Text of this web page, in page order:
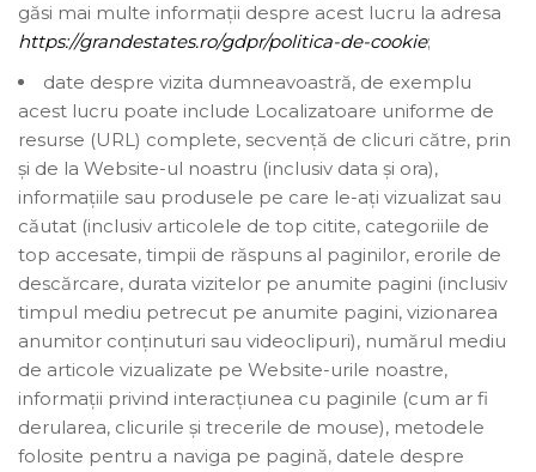
găsi mai multe informații despre acest lucru la adresa
https://grandestates.ro/gdpr/politica-de-cookie;
date despre vizita dumneavoastră, de exemplu
acest lucru poate include Localizatoare uniforme de
resurse (URL) complete, secvență de clicuri către, prin
și de la Website-ul noastru (inclusiv data și ora),
informațiile sau produsele pe care le-ați vizualizat sau
căutat (inclusiv articolele de top citite, categoriile de
top accesate, timpii de răspuns al paginilor, erorile de
descărcare, durata vizitelor pe anumite pagini (inclusiv
timpul mediu petrecut pe anumite pagini, vizionarea
anumitor conținuturi sau videoclipuri), numărul mediu
de articole vizualizate pe Website-urile noastre,
informații privind interacțiunea cu paginile (cum ar fi
derularea, clicurile și trecerile de mouse), metodele
folosite pentru a naviga pe pagină, datele despre